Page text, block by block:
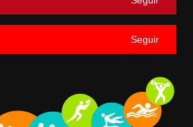
Seguir